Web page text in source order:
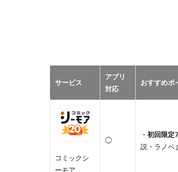
サービス
アプリ
対応
おすすめポ
コミックシ
ーモア
◯
・ 初回限定
説・ラノベ